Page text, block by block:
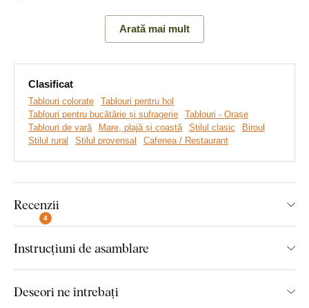
Realizăm tablouri premium, revoluționare din plăci
După ce placa este imprimată, decupăm tabloul cu ajutorul
tehnologiei laser, obținând astfel o margine maro închis
elegantă, ce pune în valoare și mai mult designul.
Principalele avantaje ale tabloului
din lemn DUBLEZ cu imprimare
Arată mai mult
Clasificat
Tablouri colorate
Tablouri pentru hol
Tablouri pentru bucătărie și sufragerie
Tablouri - Orașe
Tablouri de vară
Mare, plajă și coastă Stilul clasic
Biroul
Stilul rural
Stilul provensal Cafenea / Restaurant
Recenzii
4
Instrucțiuni de asamblare
Deseori ne întrebați